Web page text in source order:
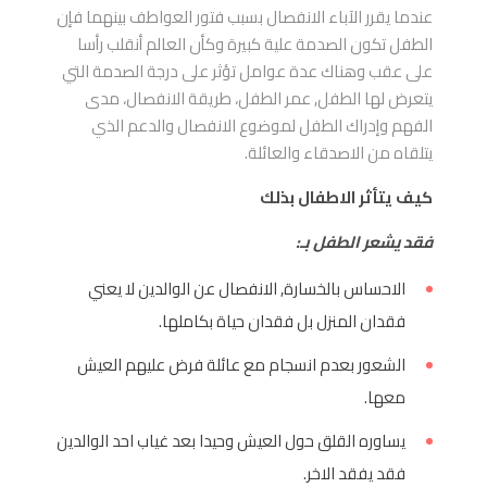
عندما يقرر الآباء الانفصال بسبب فتور العواطف بينهما فإن
الطفل تكون الصدمة علية كبيرة وكأن العالم أنقلب رأسا
على عقب وهناك عدة عوامل تؤثر على درجة الصدمة التي
يتعرض لها الطفل, عمر الطفل، طريقة الانفصال، مدى
الفهم وإدراك الطفل لموضوع الانفصال والدعم الذي
يتلقاه من الاصدقاء والعائلة.
كيف يتأثر الاطفال بذلك
فقد يشعر الطفل بـ:
الاحساس بالخسارة, الانفصال عن الوالدين لا يعني
فقدان المنزل بل فقدان حياة بكاملها.
الشعور بعدم انسجام مع عائلة فرض عليهم العيش
معها.
يساوره القلق حول العيش وحيدا بعد غياب احد الوالدين
فقد يفقد الاخر.